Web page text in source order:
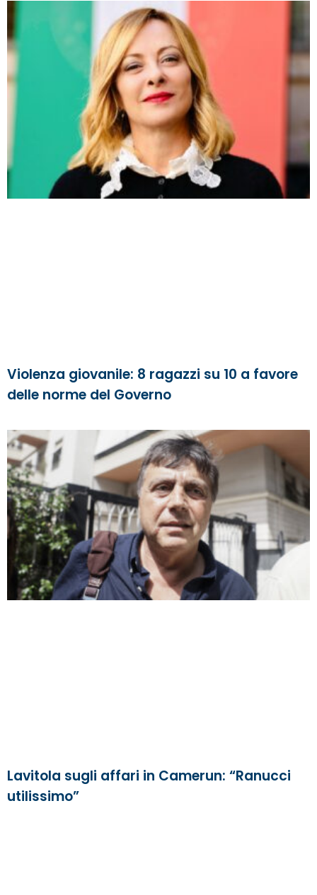
Violenza giovanile: 8 ragazzi su 10 a favore
delle norme del Governo
Lavitola sugli affari in Camerun: “Ranucci
utilissimo”